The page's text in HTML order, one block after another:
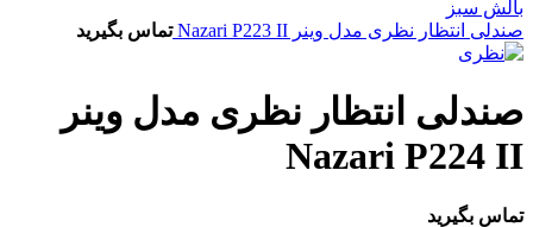
صندلی انتظار نظری مدل وینر Nazari P223 II تماس بگیرید
صندلی انتظار نظری مدل وینر
Nazari P224 II
تماس بگیرید